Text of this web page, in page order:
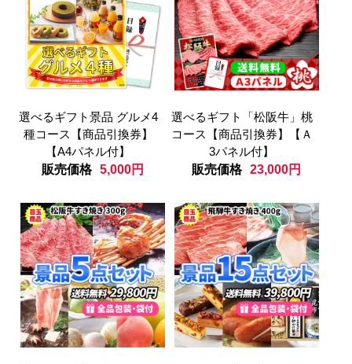
選べるギフト景品 グルメ4
種コース【商品引換券】
【A4パネル付】
販売価格 5,000円
選べるギフト「松阪牛」桃
コース【商品引換券】【Ａ
3パネル付】
販売価格 23,000円